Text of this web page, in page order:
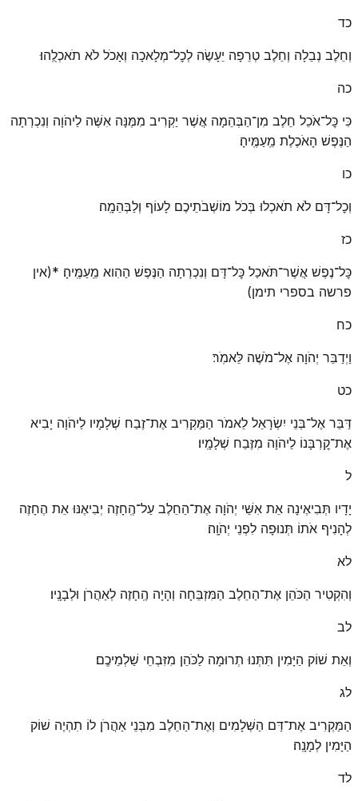
כד
וְחֵלֶב נְבֵלָה וְחֵלֶב טְרֵפָה יֵעָשֶׂה לְכׇל־מְלָאכָה וְאָכֹל לֹא תֹאכְלֻֽהוּ׃
כה
כִּי כׇּל־אֹכֵל חֵלֶב מִן־הַבְּהֵמָה אֲשֶׁר יַקְרִיב מִמֶּנָּה אִשֶּׁה לַיהֹוָה וְנִכְרְתָה
הַנֶּפֶשׁ הָאֹכֶלֶת מֵֽעַמֶּֽיהָ׃
כו
וְכׇל־דָּם לֹא תֹאכְלוּ בְּכֹל מוֹשְׁבֹתֵיכֶם לָעוֹף וְלַבְּהֵמָֽה׃
כז
כׇּל־נֶפֶשׁ אֲשֶׁר־תֹּאכַל כׇּל־דָּם וְנִכְרְתָה הַנֶּפֶשׁ הַהִוא מֵֽעַמֶּֽיהָ׃ *(אין
פרשה בספרי תימן)
כח
וַיְדַבֵּר יְהֹוָה אֶל־מֹשֶׁה לֵּאמֹֽר׃
כט
דַּבֵּר אֶל־בְּנֵי יִשְׂרָאֵל לֵאמֹר הַמַּקְרִיב אֶת־זֶבַח שְׁלָמָיו לַיהֹוָה יָבִיא
אֶת־קׇרְבָּנוֹ לַיהֹוָה מִזֶּבַח שְׁלָמָֽיו׃
ל
יָדָיו תְּבִיאֶינָה אֵת אִשֵּׁי יְהֹוָה אֶת־הַחֵלֶב עַל־הֶֽחָזֶה יְבִיאֶנּוּ אֵת הֶחָזֶה
לְהָנִיף אֹתוֹ תְּנוּפָה לִפְנֵי יְהֹוָֽה׃
לא
וְהִקְטִיר הַכֹּהֵן אֶת־הַחֵלֶב הַמִּזְבֵּחָה וְהָיָה הֶֽחָזֶה לְאַהֲרֹן וּלְבָנָֽיו׃
לב
וְאֵת שׁוֹק הַיָּמִין תִּתְּנוּ תְרוּמָה לַכֹּהֵן מִזִּבְחֵי שַׁלְמֵיכֶֽם׃
לג
הַמַּקְרִיב אֶת־דַּם הַשְּׁלָמִים וְאֶת־הַחֵלֶב מִבְּנֵי אַהֲרֹן לוֹ תִהְיֶה שׁוֹק
הַיָּמִין לְמָנָֽה׃
לד